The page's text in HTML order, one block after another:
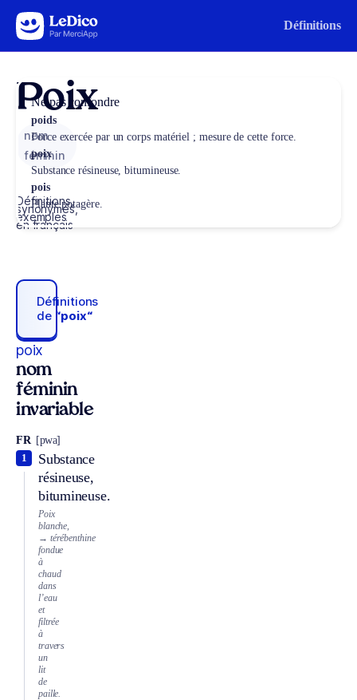
Aller au contenu Définitions
Poix
nom
féminin
Définitions,
synonymes,
exemples
en français
Définitions
de “poix“
poix
nom
féminin
invariable
FR [pwa]
Substance
résineuse,
bitumineuse.
1
Poix
blanche,
→ térébenthine
fondue
à
chaud
dans
l’eau
et
filtrée
à
travers
un
lit
de
paille.
Ne pas confondre
poids
Force exercée par un corps matériel ; mesure de cette force.
poix
Substance résineuse, bitumineuse.
pois
Plante potagère.